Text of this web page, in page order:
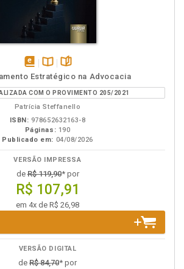
disponível
em
eBook
Disponível
na
B.V.
páginas
Estratégico na Advocacia
COM O PROVIMENTO 205/2021
Patrícia Steffanello
ISBN: 978652632163-8
Páginas: 190
Publicado em: 04/08/2026
VERSÃO IMPRESSA
deR$ 119,90* por
R$ 107,91
em 4x de R$ 26,98
VERSÃO DIGITAL
de R$ 84,70* por